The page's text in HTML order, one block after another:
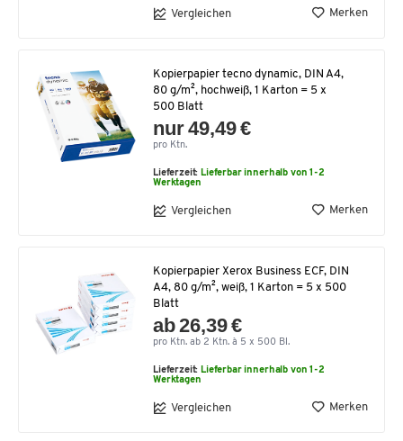
Vergleichen Merken
Kopierpapier tecno dynamic, DIN A4,
80 g/m², hochweiß, 1 Karton = 5 x
500 Blatt
nur 49,49 €
pro Ktn.
Lieferzeit:Lieferbar innerhalb von 1-2
Werktagen
Vergleichen Merken
Kopierpapier Xerox Business ECF, DIN
A4, 80 g/m², weiß, 1 Karton = 5 x 500
Blatt
ab 26,39 €
pro Ktn. ab 2 Ktn. à 5 x 500 Bl.
Lieferzeit:Lieferbar innerhalb von 1-2
Werktagen
Vergleichen Merken